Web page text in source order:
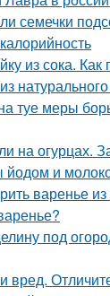
семечки
из сока.
туе меры
на огурцах.
йодом и
варенье
под
вред.